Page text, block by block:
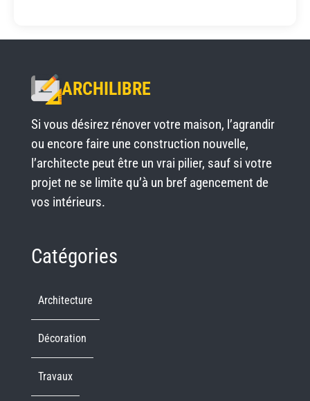
ARCHILIBRE
Si vous désirez rénover votre maison, l’agrandir
ou encore faire une construction nouvelle,
l’architecte peut être un vrai pilier, sauf si votre
projet ne se limite qu’à un bref agencement de
vos intérieurs.
Catégories
Architecture
Décoration
Travaux